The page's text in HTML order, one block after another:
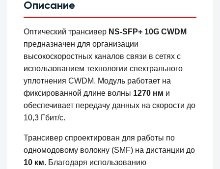
Описание
Оптический трансивер NS-SFP+ 10G CWDM
предназначен для организации
высокоскоростных каналов связи в сетях с
использованием технологии спектрального
уплотнения CWDM. Модуль работает на
фиксированной длине волны 1270 нм и
обеспечивает передачу данных на скорости до
10,3 Гбит/с.
Трансивер спроектирован для работы по
одномодовому волокну (SMF) на дистанции до
10 км. Благодаря использованию